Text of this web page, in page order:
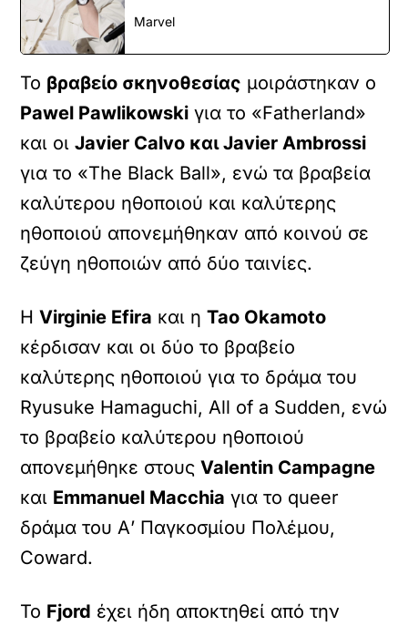
Marvel
Το βραβείο σκηνοθεσίας μοιράστηκαν ο
Pawel Pawlikowski για το «Fatherland»
και οιJavier Calvo και Javier Ambrossi
για το «The Black Ball», ενώ τα βραβεία
καλύτερου ηθοποιού και καλύτερης
ηθοποιού απονεμήθηκαν από κοινού σε
ζεύγη ηθοποιών από δύο ταινίες.
ΗVirginie Efira και ηTao Okamoto
κέρδισαν και οι δύο το βραβείο
καλύτερης ηθοποιού για το δράμα του
Ryusuke Hamaguchi, All of a Sudden, ενώ
το βραβείο καλύτερου ηθοποιού
απονεμήθηκε στουςValentin Campagne
και Emmanuel Macchia για το queer
δράμα του Α’ Παγκοσμίου Πολέμου,
Coward.
Το Fjord έχει ήδη αποκτηθεί από την